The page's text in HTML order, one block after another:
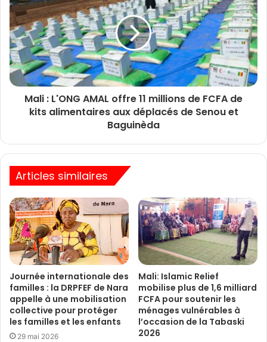
Mali : L'ONG AMAL offre 11 millions de FCFA de
kits alimentaires aux déplacés de Senou et
Baguinèda
Articles similaires
Journée internationale des
familles : la DRPFEF de Nara
appelle à une mobilisation
collective pour protéger
les familles et les enfants
29 mai 2026
Mali: Islamic Relief
mobilise plus de 1,6 milliard
FCFA pour soutenir les
ménages vulnérables à
l’occasion de la Tabaski
2026